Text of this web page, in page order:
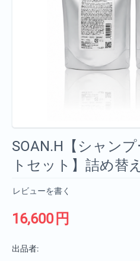
SOAN.H【シャン
トセット】詰め替
レビューを書く
16,600 円
出品者: